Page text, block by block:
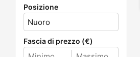
Posizione
Fascia di prezzo (€)